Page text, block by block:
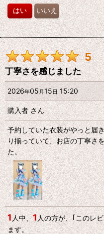
はい いいえ
5
丁寧さを感じました
2026年05月15日15:20
購入者 さん
予約していた衣装がやっと届
り揃っていて、お店の丁寧さ
た。
1人中、1人の方が、｢このレ
ます。